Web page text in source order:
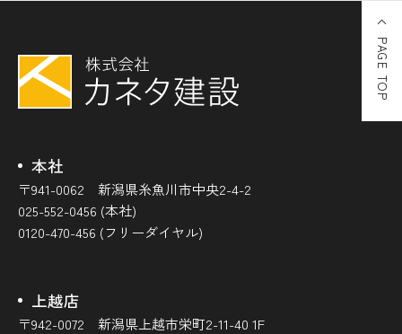
本社
〒941-0062 新潟県糸魚川市中央2-4-2
025-552-0456 (本社)
0120-470-456 (フリーダイヤル)
上越店
〒942-0072 新潟県上越市栄町2-11-40 1F
PAGE TOP